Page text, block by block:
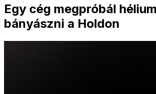
Egy cég megpróbál
bányászni a Holdon